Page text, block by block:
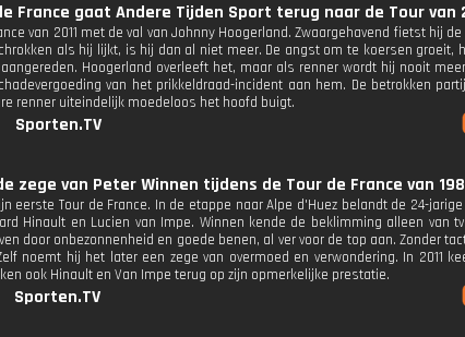
France gaat Andere Tijden Sport terug naar de Tour van
van 2011 met de val van Johnny Hoogerland. Zwaargehavend fietst hij
als hij lijkt, is hij dan al niet meer. De angst om te koersen groeit,
Hoogerland overleeft het, maar als renner wordt hij nooit
van het prikkeldraad-incident aan hem. De betrokken
renner uiteindelijk moedeloos het hoofd buigt.
Sporten.TV
zege van Peter Winnen tijdens de Tour de France van
eerste Tour de France. In de etappe naar Alpe d'Huez belandt de 24-
Hinault en Lucien van Impe. Winnen kende de beklimming alleen van
door onbezonnenheid en goede benen, al ver voor de top aan. Zonder
noemt hij het later een zege van overmoed en verwondering. In 2011
ook Hinault en Van Impe terug op zijn opmerkelijke prestatie.
Sporten.TV